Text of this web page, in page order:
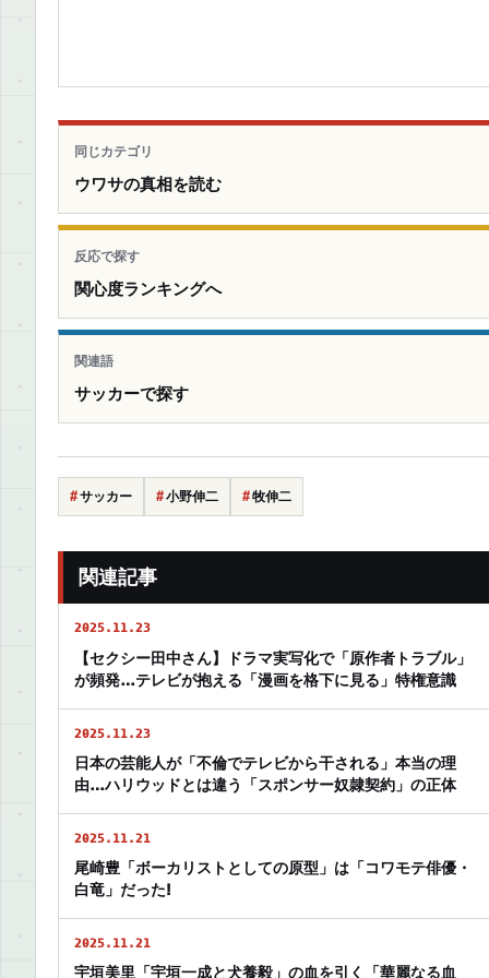
同じカテゴリ
ウワサの真相を読む
反応で探す
関心度ランキングへ
関連語
サッカーで探す
サッカー 小野伸二 牧伸二
関連記事
2025.11.23
【セクシー田中さん】ドラマ実写化で「原作者トラブル」
が頻発…テレビが抱える「漫画を格下に見る」特権意識
2025.11.23
日本の芸能人が「不倫でテレビから干される」本当の理
由…ハリウッドとは違う「スポンサー奴隷契約」の正体
2025.11.21
尾崎豊「ボーカリストとしての原型」は「コワモテ俳優・
白竜」だった!
2025.11.21
宇垣美里「宇垣一成と犬養毅」の血を引く「華麗なる血